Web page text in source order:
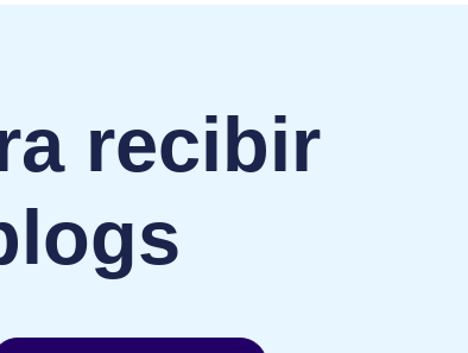
recibir